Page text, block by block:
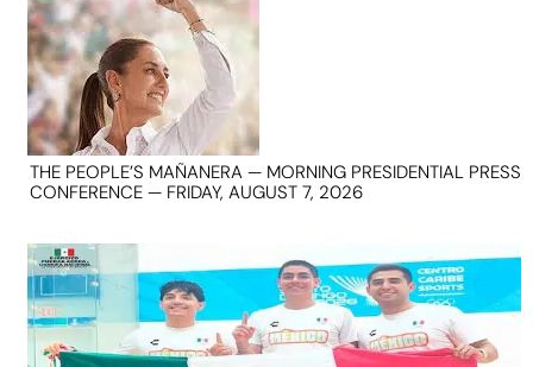
THE PEOPLE’S MAÑANERA — MORNING PRESIDENTIAL PRESS
CONFERENCE — FRIDAY, AUGUST 7, 2026